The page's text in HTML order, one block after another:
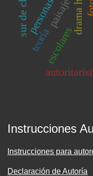
escolares
paisaje
sur de chile
teoría
Instrucciones
Instrucciones para
Declaración de Autoría